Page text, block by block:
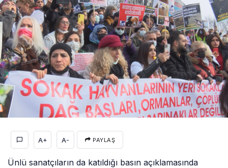
A+ A- PAYLAŞ
Ünlü sanatçıların da katıldığı basın açıklamasında